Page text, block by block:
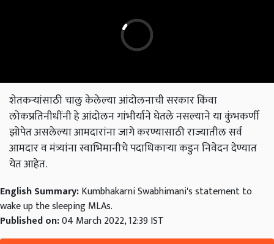
शेतकऱ्यांसाठी चालु केलेल्या आंदोलनाची सरकार किंवा
लोकप्रतिनीधींनी हे आंदोलन गांभीर्याने घेतले नसल्याने या कुंभकर्णी
झोपेत असलेल्या आमदारांना जागे करण्यासाठी राज्यातील सर्व
आमदार व मंत्र्यांना स्वाभिमानीचे पदाधिकाऱ्या कडुन निवेदन देण्यात
येत आहेत.
English Summary:Kumbhakarni Swabhimani's statement to
wake up the sleeping MLAs.
Published on:04 March 2022, 12:39 IST